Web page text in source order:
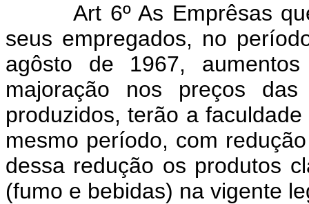
Art 6º As Emprêsas
seus empregados, no
agôsto de 1967,
majoração nos preços
produzidos, terão a
mesmo período, com
dessa redução os produtos
(fumo e bebidas) na vigente